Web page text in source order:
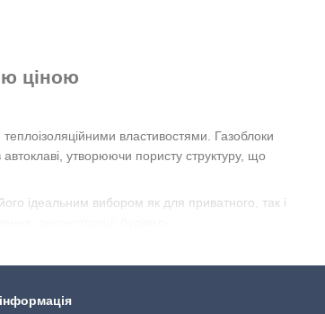
ціною
властивостями. Газоблоки
утворюючи пористу структуру, що
ідеальним вибором як для приватного, так і